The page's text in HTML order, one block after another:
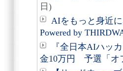
日)
AIをもっと身近
Powered by
『全日本AIハッ
金10万円 予選「オ